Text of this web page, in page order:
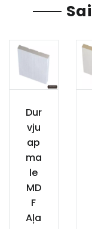
Dur
vju
ap
ma
le
MD
F
Aļa